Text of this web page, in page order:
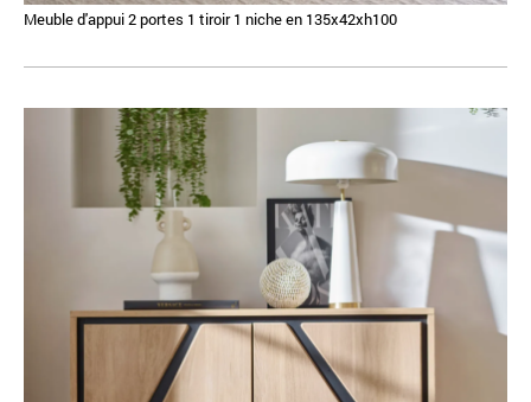
Meuble d'appui 2 portes 1 tiroir 1 niche en 135x42xh100